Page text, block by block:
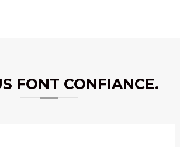
FONT CONFIANCE.